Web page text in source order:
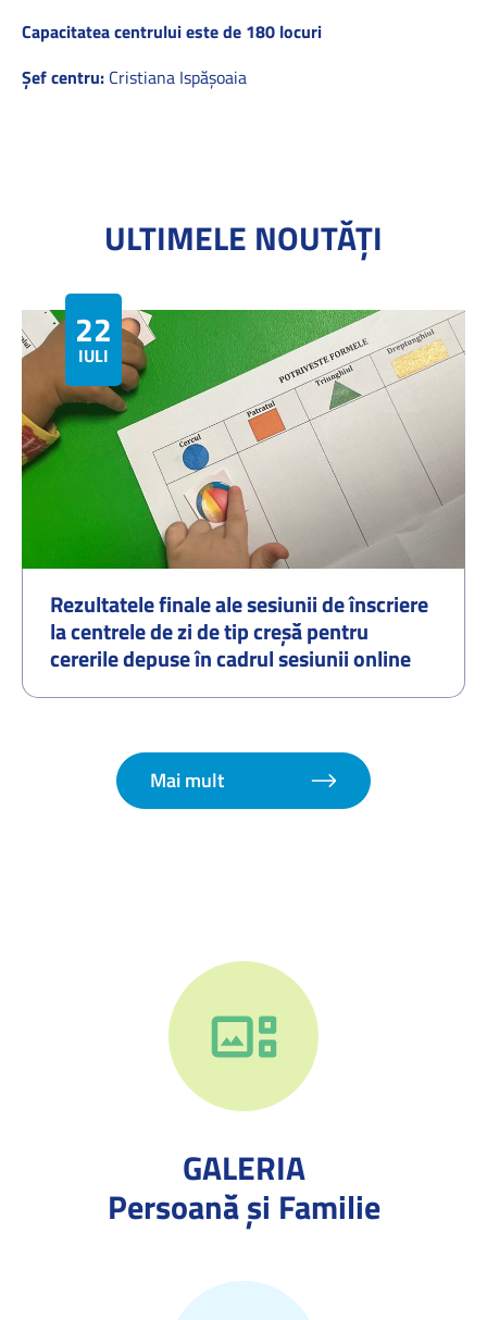
Capacitatea centrului este de 180 locuri
Șef centru: Cristiana Ispășoaia
ULTIMELE NOUTĂȚI
22
IULIE
Rezultatele finale ale sesiunii de înscriere
la centrele de zi de tip creșă pentru
cererile depuse în cadrul sesiunii online
septembrie 2026
Mai mult
GALERIA
Persoană și Familie